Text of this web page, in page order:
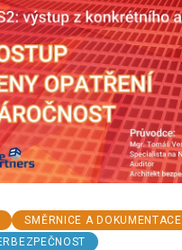
SMĚRNICE A DOKUMENTACE